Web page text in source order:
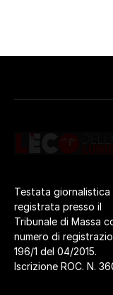
Testata giornalistica
registrata presso il
Tribunale di Massa
numero di
196/1 del 04/2015.
Iscrizione ROC. N.